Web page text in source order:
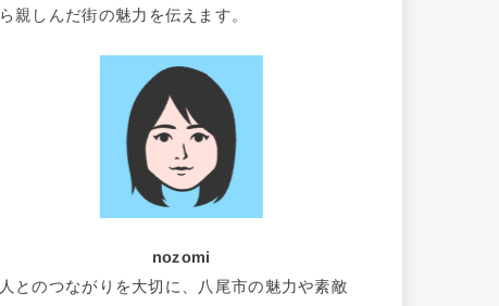
ら親しんだ街の魅力を伝えます。
nozomi
人とのつながりを大切に、八尾市の魅力や素敵